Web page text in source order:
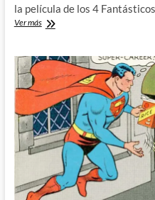
la película de los 4
Ver másEstos
4F
Los
4
Fantásticos:
Primeros
Pasos
1.ª